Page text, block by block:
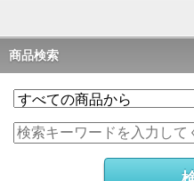
商品検索